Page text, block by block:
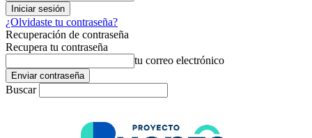
¿Olvidaste tu contraseña?
Recuperación de contraseña
Recupera tu contraseña
tu correo electrónico
Buscar